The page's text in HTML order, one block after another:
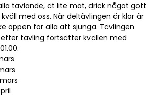
tävlande, ät lite mat, drick något gott
med oss. När deltävlingen är klar är
öppen för alla att sjunga. Tävlingen
tävling fortsätter kvällen med